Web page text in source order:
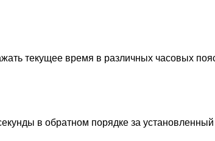
текущее время в различных часовых
в обратном порядке за